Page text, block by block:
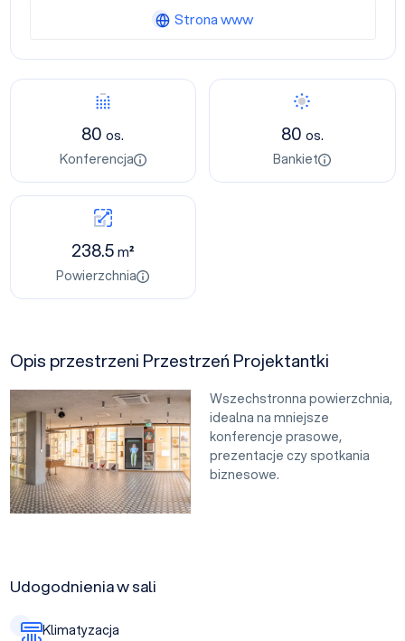
80os.
Konferencja
80 os.
Bankiet
238.5m²
Powierzchnia
Opis przestrzeni Przestrzeń Projektantki
Wszechstronna powierzchnia,
idealna na mniejsze
konferencje prasowe,
prezentacje czy spotkania
biznesowe.
Udogodnienia w sali
Klimatyzacja
Strona www